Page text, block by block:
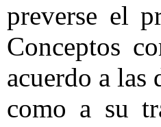
preverse el
Conceptos
acuerdo a
como a su